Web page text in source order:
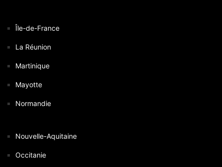
Île-de-France
La Réunion
Martinique
Mayotte
Normandie
Nouvelle-Aquitaine
Occitanie